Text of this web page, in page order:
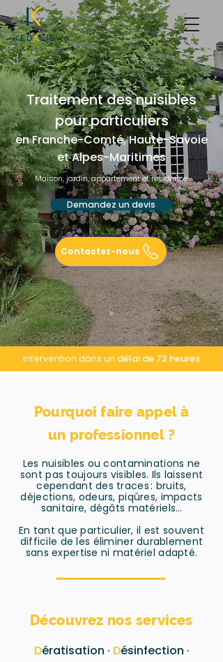
Traitement des nuisibles
pour particuliers
en Franche-Comté, Haute-Savoie
et Alpes-Maritimes
Maison, jardin, appartement et résidence
Demandez un devis
Contactez-nous
Intervention dans un délai de 72 heures
Pourquoi faire appel à
un professionnel ?
Les nuisibles ou contaminations ne
sont pas toujours visibles. Ils laissent
cependant des traces : bruits,
déjections, odeurs, piqûres, impacts
sanitaire, dégâts matériels…
En tant que particulier, il est souvent
difficile de les éliminer durablement
sans expertise ni matériel adapté.
Découvrez nos services
Dératisation · Désinfection ·